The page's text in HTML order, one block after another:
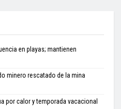
en playas; mantienen
minero rescatado de la mina
por calor y temporada vacacional